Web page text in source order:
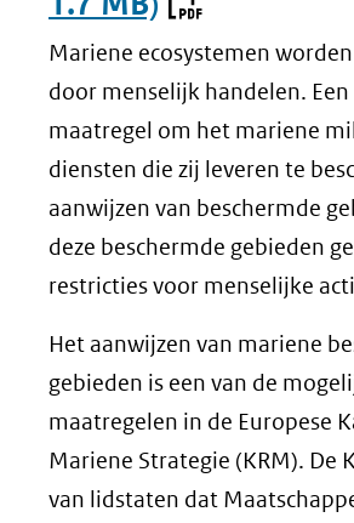
Mariene ecosystemen
door menselijk handelen.
maatregel om het mariene
diensten die zij leveren te
aanwijzen van beschermde
deze beschermde gebieden
restricties voor menselijke
Het aanwijzen van mariene
gebieden is een van de
maatregelen in de Europese
Mariene Strategie (KRM). De
van lidstaten dat